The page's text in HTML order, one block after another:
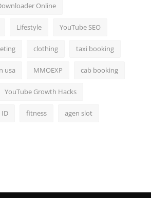
Online
Lifestyle YouTube SEO
clothing taxi booking
usa MMOEXP cab booking
YouTube Growth Hacks
fitness agen slot